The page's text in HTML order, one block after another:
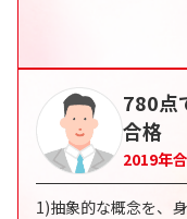
780点
合格
2019年
1)抽象的な概念を、